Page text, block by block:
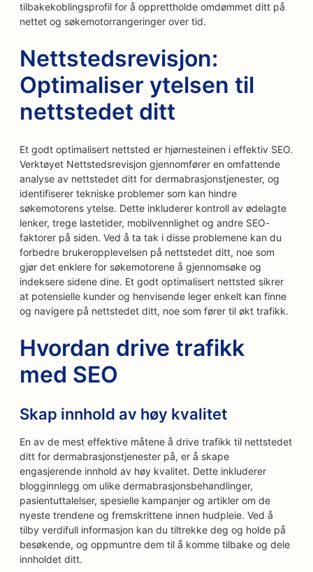
tilbakekoblingsprofil for å opprettholde omdømmet ditt på
nettet og søkemotorrangeringer over tid.
Nettstedsrevisjon:
Optimaliser ytelsen til
nettstedet ditt
Et godt optimalisert nettsted er hjørnesteinen i effektiv SEO.
Verktøyet Nettstedsrevisjon gjennomfører en omfattende
analyse av nettstedet ditt for dermabrasjonstjenester, og
identifiserer tekniske problemer som kan hindre
søkemotorens ytelse. Dette inkluderer kontroll av ødelagte
lenker, trege lastetider, mobilvennlighet og andre SEO-
faktorer på siden. Ved å ta tak i disse problemene kan du
forbedre brukeropplevelsen på nettstedet ditt, noe som
gjør det enklere for søkemotorene å gjennomsøke og
indeksere sidene dine. Et godt optimalisert nettsted sikrer
at potensielle kunder og henvisende leger enkelt kan finne
og navigere på nettstedet ditt, noe som fører til økt trafikk.
Hvordan drive trafikk
med SEO
Skap innhold av høy kvalitet
En av de mest effektive måtene å drive trafikk til nettstedet
ditt for dermabrasjonstjenester på, er å skape
engasjerende innhold av høy kvalitet. Dette inkluderer
blogginnlegg om ulike dermabrasjonsbehandlinger,
pasientuttalelser, spesielle kampanjer og artikler om de
nyeste trendene og fremskrittene innen hudpleie. Ved å
tilby verdifull informasjon kan du tiltrekke deg og holde på
besøkende, og oppmuntre dem til å komme tilbake og dele
innholdet ditt.